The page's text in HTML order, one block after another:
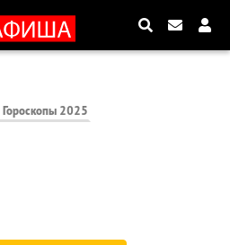
Гороскопы 2025